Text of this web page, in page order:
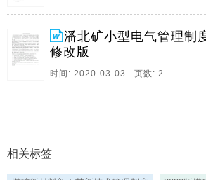
潘北矿小型电气管理制
修改版
时间: 2020-03-03 页数: 2
相关标签